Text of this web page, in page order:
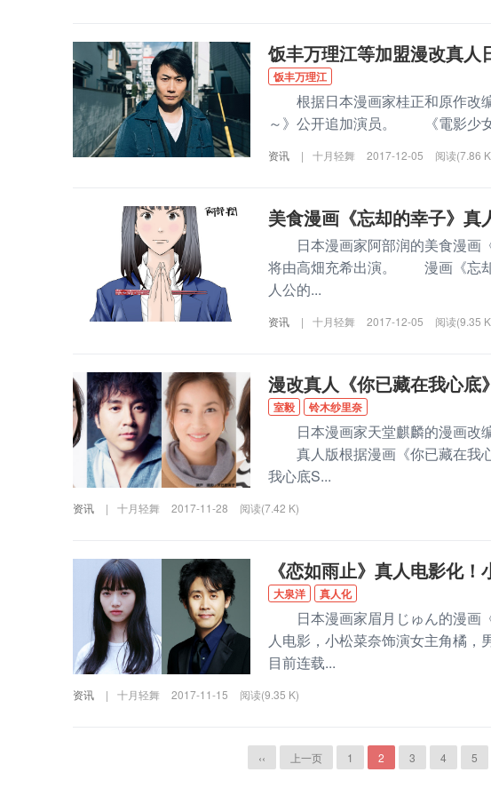
饭丰万理江等加盟漫改真人
饭丰万理江
根据日本漫画家桂正和原作改
～》公开追加演员。 《電影少女
资讯 | 十月轻舞 2017-12-05 阅读(7.86
美食漫画《忘却的幸子》真
日本漫画家阿部润的美食漫画
将由高畑充希出演。 漫画《忘却
人公的...
资讯 | 十月轻舞 2017-12-05 阅读(9.35
漫改真人《你已藏在我心底
室毅
铃木纱里奈
日本漫画家天堂麒麟的漫画改
真人版根据漫画《你已藏在我
我心底S...
资讯 | 十月轻舞 2017-11-28 阅读(7.42 K)
《恋如雨止》真人电影化
大泉洋
真人化
日本漫画家眉月じゅん的漫画
人电影，小松菜奈饰演女主角橘
目前连载...
资讯 | 十月轻舞 2017-11-15 阅读(9.35 K)
‹‹ 上一页 1 2 3 4 5